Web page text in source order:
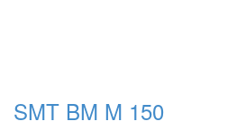
SMT BM M 150